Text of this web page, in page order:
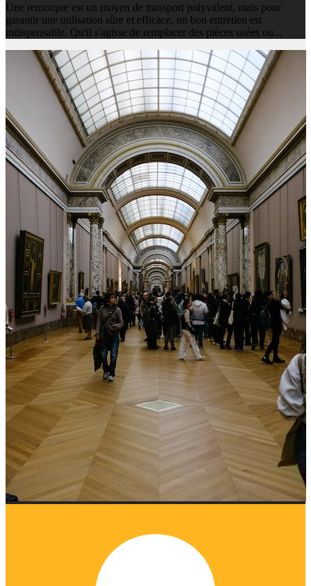
Une remorque est un moyen de transport polyvalent, mais pour
garantir une utilisation sûre et efficace, un bon entretien est
indispensable. Qu'il s'agisse de remplacer des pièces usées ou...